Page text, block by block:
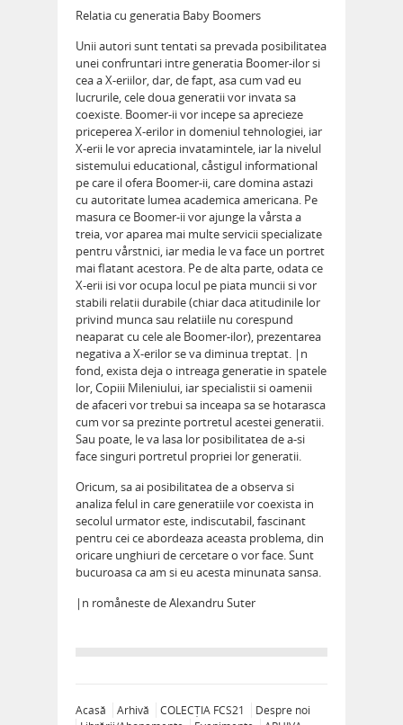
Relatia cu generatia Baby Boomers
Unii autori sunt tentati sa prevada posibilitatea
unei confruntari intre generatia Boomer-ilor si
cea a X-eriilor, dar, de fapt, asa cum vad eu
lucrurile, cele doua generatii vor invata sa
coexiste. Boomer-ii vor incepe sa aprecieze
priceperea X-erilor in domeniul tehnologiei, iar
X-erii le vor aprecia invatamintele, iar la nivelul
sistemului educational, cåstigul informational
pe care il ofera Boomer-ii, care domina astazi
cu autoritate lumea academica americana. Pe
masura ce Boomer-ii vor ajunge la vårsta a
treia, vor aparea mai multe servicii specializate
pentru vårstnici, iar media le va face un portret
mai flatant acestora. Pe de alta parte, odata ce
X-erii isi vor ocupa locul pe piata muncii si vor
stabili relatii durabile (chiar daca atitudinile lor
privind munca sau relatiile nu corespund
neaparat cu cele ale Boomer-ilor), prezentarea
negativa a X-erilor se va diminua treptat. |n
fond, exista deja o intreaga generatie in spatele
lor, Copiii Mileniului, iar specialistii si oamenii
de afaceri vor trebui sa inceapa sa se hotarasca
cum vor sa prezinte portretul acestei generatii.
Sau poate, le va lasa lor posibilitatea de a-si
face singuri portretul propriei lor generatii.
Oricum, sa ai posibilitatea de a observa si
analiza felul in care generatiile vor coexista in
secolul urmator este, indiscutabil, fascinant
pentru cei ce abordeaza aceasta problema, din
oricare unghiuri de cercetare o vor face. Sunt
bucuroasa ca am si eu acesta minunata sansa.
|n romåneste de Alexandru Suter
Acasă Arhivă COLECȚIA FCS21
Despre noi